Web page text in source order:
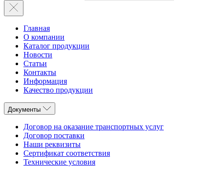
Главная
О компании
Каталог продукции
Новости
Статьи
Контакты
Информация
Качество продукции
Документы
Договор на оказание транспортных услуг
Договор поставки
Наши реквизиты
Сертификат соответствия
Технические условия